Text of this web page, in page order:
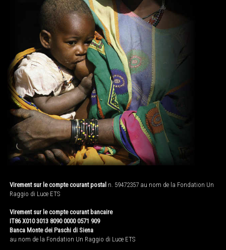
Virement sur le compte courant postal n. 59472357 au nom de la Fondation Un
Raggio di Luce ETS
Virement sur le compte courant bancaire
IT86 X010 3013 8090 0000 0571 909
Banca Monte dei Paschi di Siena
au nom de la Fondation Un Raggio di Luce ETS